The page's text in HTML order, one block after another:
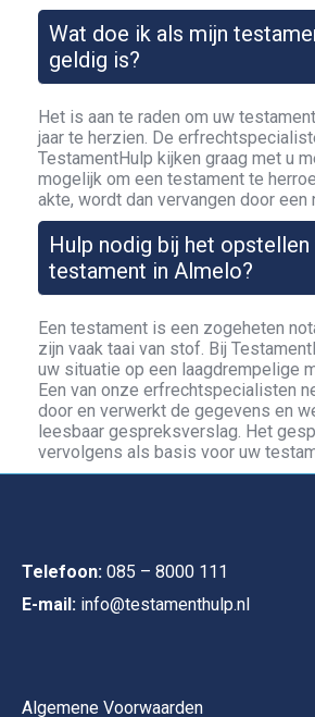
Wat doe ik als mijn
geldig is?
Het is aan te raden om uw
jaar te herzien. De
TestamentHulp kijken graag met u
mogelijk om een testament te
akte, wordt dan vervangen door een
Hulp nodig bij het opstellen
testament in Almelo?
Een testament is een zogeheten
zijn vaak taai van stof. Bij
uw situatie op een laagdrempelige
Een van onze erfrechtspecialisten
door en verwerkt de gegevens en
leesbaar gespreksverslag. Het
vervolgens als basis voor uw
Telefoon: 085 – 8000 111
E-mail: info@testamenthulp.nl
Algemene Voorwaarden